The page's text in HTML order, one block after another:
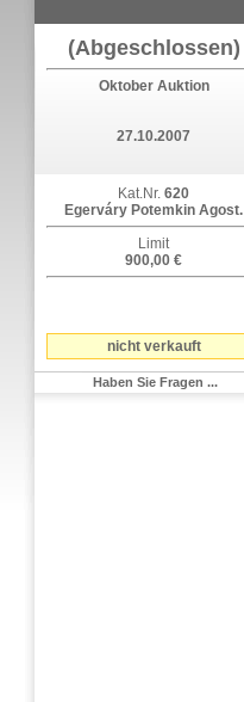
(Abgeschlossen)
Oktober Auktion
27.10.2007
Kat.Nr. 620
Egerváry Potemkin Agost.
Limit
900,00 €
nicht verkauft
Haben Sie Fragen ...